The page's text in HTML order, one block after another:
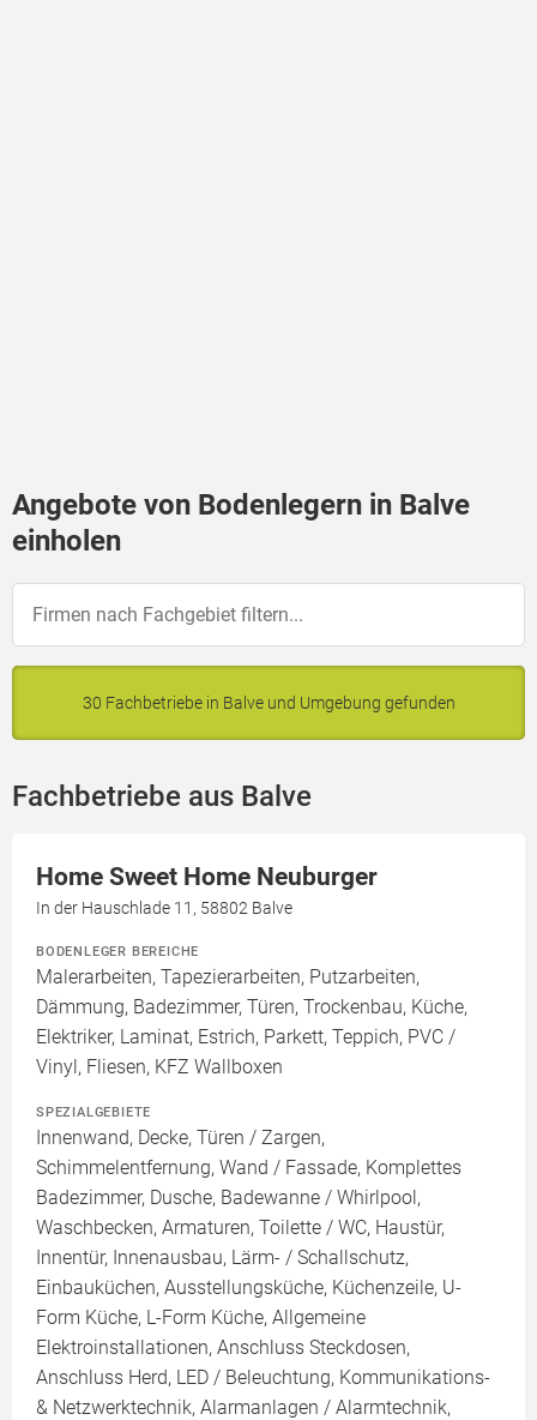
Angebote von Bodenlegern in Balve
einholen
30 Fachbetriebe in Balve und Umgebung gefunden
Fachbetriebe aus Balve
Home Sweet Home Neuburger
In der Hauschlade 11, 58802 Balve
BODENLEGER BEREICHE
Malerarbeiten, Tapezierarbeiten, Putzarbeiten,
Dämmung, Badezimmer, Türen, Trockenbau, Küche,
Elektriker, Laminat, Estrich, Parkett, Teppich, PVC /
Vinyl, Fliesen, KFZ Wallboxen
SPEZIALGEBIETE
Innenwand, Decke, Türen / Zargen,
Schimmelentfernung, Wand / Fassade, Komplettes
Badezimmer, Dusche, Badewanne / Whirlpool,
Waschbecken, Armaturen, Toilette / WC, Haustür,
Innentür, Innenausbau, Lärm- / Schallschutz,
Einbauküchen, Ausstellungsküche, Küchenzeile, U-
Form Küche, L-Form Küche, Allgemeine
Elektroinstallationen, Anschluss Steckdosen,
Anschluss Herd, LED / Beleuchtung, Kommunikations-
& Netzwerktechnik, Alarmanlagen / Alarmtechnik,